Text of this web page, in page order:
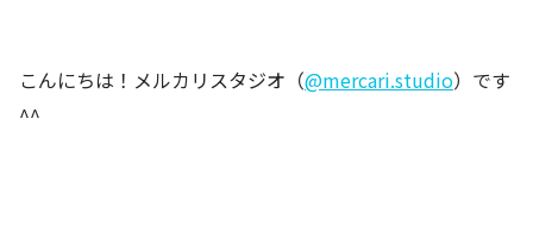
こんにちは！メルカリスタジオ（@mercari.studio）です
^^